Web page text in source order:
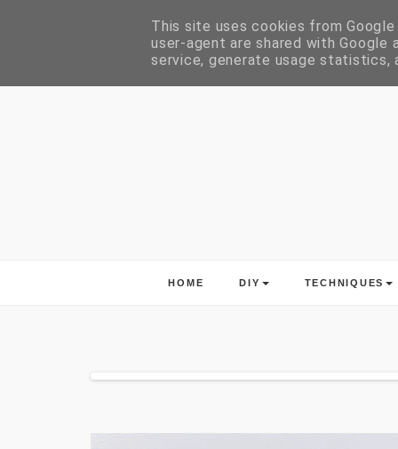
HOME DIY TECHNIQUES
This site uses cookies from
user-agent are shared with
service, generate usage statistics,